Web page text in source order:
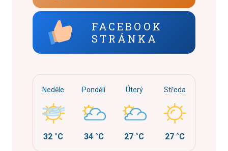
FACEBOOK
STRÁNKA
Neděle
32 °C
Pondělí
34 °C
Úterý
27 °C
Středa
27 °C